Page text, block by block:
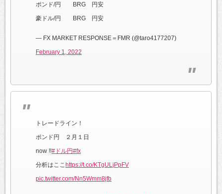
ポンド/円 BRG 円安
豪ドル/円 BRG 円安
— FX MARKET RESPONSE＝FMR (@taro4177207)
February 1, 2022
トレードライン！
ポンド円 ２月１日
now !!#ドル円#fx
分析はここhttps://t.co/KTgULjPpFV
pic.twitter.com/Nn5Wmm8jfb